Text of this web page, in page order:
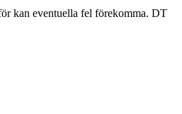
kan eventuella fel förekomma. DT